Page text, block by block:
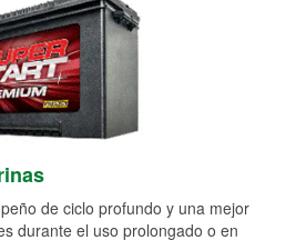
de ciclo profundo y una mejor
durante el uso prolongado o en